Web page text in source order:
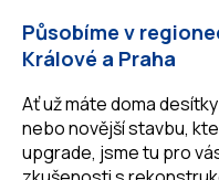
Působíme v
Králové a Praha
Ať už máte doma
nebo novější stavbu,
upgrade, jsme tu pro